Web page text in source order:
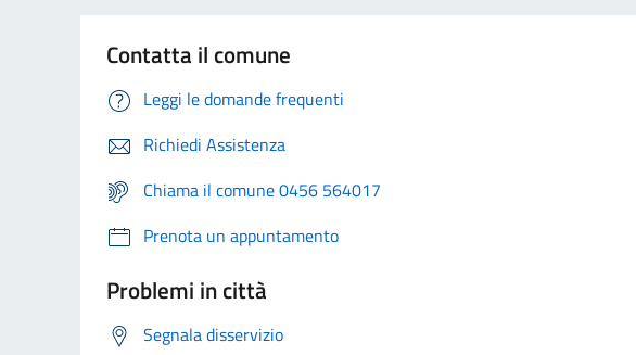
Contatta il comune
Leggi le domande frequenti
Richiedi Assistenza
Chiama il comune 0456 564017
Prenota un appuntamento
Problemi in città
Segnala disservizio